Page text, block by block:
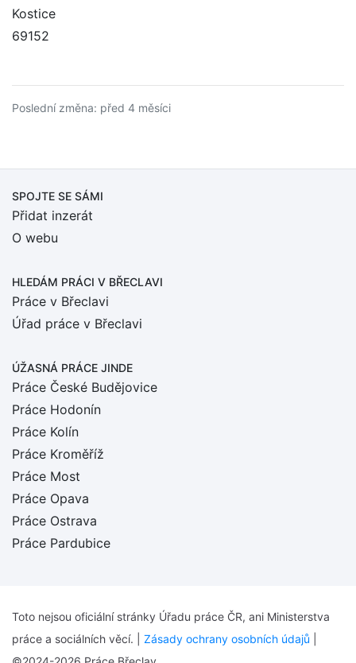
Kostice
69152
Poslední změna: před 4 měsíci
SPOJTE SE SÁMI
Přidat inzerát
O webu
HLEDÁM PRÁCI V BŘECLAVI
Práce v Břeclavi
Úřad práce v Břeclavi
ÚŽASNÁ PRÁCE JINDE
Práce České Budějovice
Práce Hodonín
Práce Kolín
Práce Kroměříž
Práce Most
Práce Opava
Práce Ostrava
Práce Pardubice
Toto nejsou oficiální stránky Úřadu práce ČR, ani Ministerstva
práce a sociálních věcí. | Zásady ochrany osobních údajů